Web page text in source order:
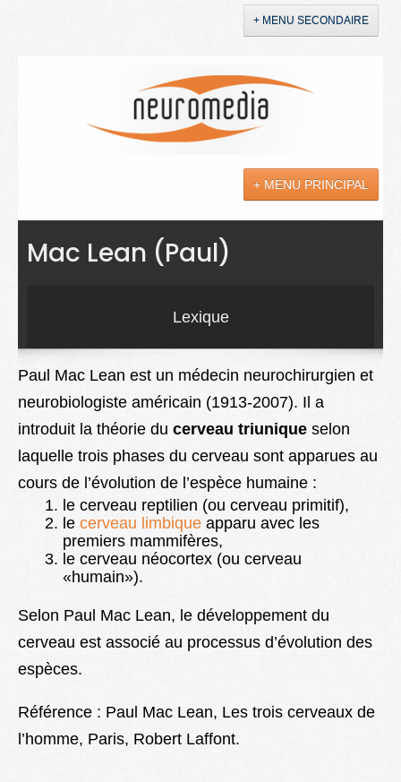
+ MENU SECONDAIRE
+ MENU PRINCIPAL
Actualités
Soins
Droit
Lexique
Better Health
Mac Lean (Paul)
Lexique
Paul Mac Lean est un médecin neurochirurgien et
neurobiologiste américain (1913-2007). Il a
introduit la théorie du cerveau triunique selon
laquelle trois phases du cerveau sont apparues au
cours de l’évolution de l’espèce humaine :
le cerveau reptilien (ou cerveau primitif),
le cerveau limbique apparu avec les
premiers mammifères,
le cerveau néocortex (ou cerveau
«humain»).
Selon Paul Mac Lean, le développement du
cerveau est associé au processus d’évolution des
espèces.
Référence : Paul Mac Lean, Les trois cerveaux de
l’homme, Paris, Robert Laffont.